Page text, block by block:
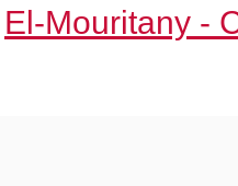
El-Mouritany -